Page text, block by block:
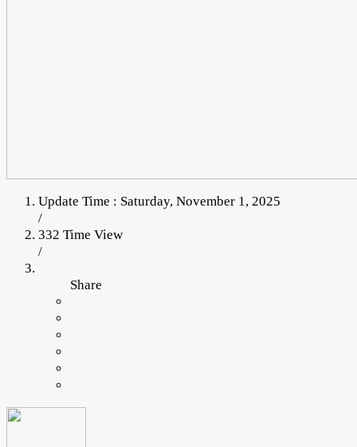
Update Time : Saturday, November 1, 2025
/
332 Time View
/
Share